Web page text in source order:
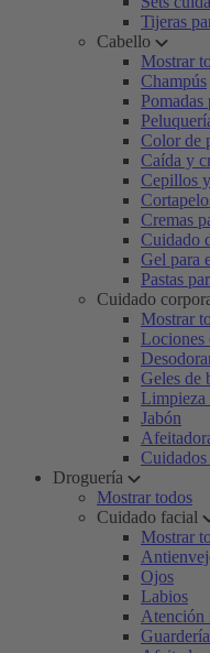
Tijeras
Cabello
Mostrar
Champús
Pomadas
Color de
Caída y
Cepillos
Cremas
Cuidado
Gel para
Pastas
Cuidado
Mostrar
Lociones
Geles de
Limpieza
Jabón
Droguería
Mostrar todos
Cuidado facial
Mostrar
Ojos
Labios
Atención
Guardería